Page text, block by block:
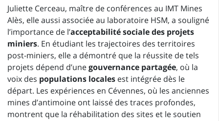
Juliette Cerceau, maître de conférences au IMT Mines
Alès, elle aussi associée au laboratoire HSM, a souligné
l’importance de l’acceptabilité sociale des projets
miniers. En étudiant les trajectoires des territoires
post-miniers, elle a démontré que la réussite de tels
projets dépend d’unegouvernance partagée, où la
voix des populations locales est intégrée dès le
départ. Les expériences en Cévennes, où les anciennes
mines d’antimoine ont laissé des traces profondes,
montrent que la réhabilitation des sites et le soutien